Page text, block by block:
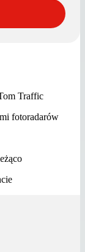
Traffic
fotoradarów